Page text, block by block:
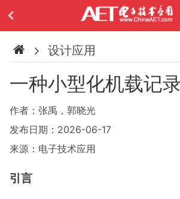
设计应用
一种小型化机载记
作者：张禹，郭晓光
发布日期：2026-06-17
来源：电子技术应用
引言